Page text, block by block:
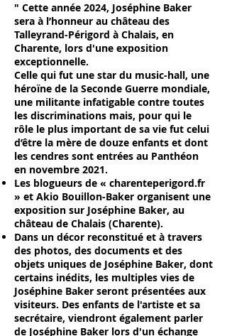
" Cette année 2024, Joséphine Baker
sera à l’honneur au château des
Talleyrand-Périgord à Chalais, en
Charente, lors d'une exposition
exceptionnelle.
Celle qui fut une star du music-hall, une
héroïne de la Seconde Guerre mondiale,
une militante infatigable contre toutes
les discriminations mais, pour qui le
rôle le plus important de sa vie fut celui
d’être la mère de douze enfants et dont
les cendres sont entrées au Panthéon
en novembre 2021.
Les blogueurs de « charenteperigord.fr
» et Akio Bouillon-Baker organisent une
exposition sur Joséphine Baker, au
château de Chalais (Charente).
Dans un décor reconstitué et à travers
des photos, des documents et des
objets uniques de Joséphine Baker, dont
certains inédits, les multiples vies de
Joséphine Baker seront présentées aux
visiteurs. Des enfants de l'artiste et sa
secrétaire, viendront également parler
de Joséphine Baker lors d'un échange